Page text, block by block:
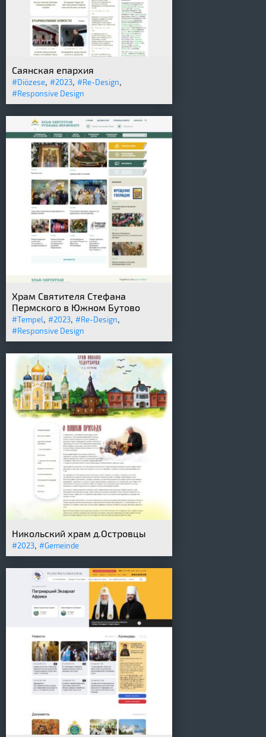
Саянская епархия
#Diözese, #2023, #Re-Design,
#Responsive Design
Храм Святителя Стефана
Пермского в Южном Бутово
#Tempel, #2023, #Re-Design,
#Responsive Design
Никольский храм д.Островцы
#2023, #Gemeinde